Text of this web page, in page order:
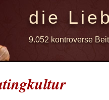
die
9.052 kontroverse